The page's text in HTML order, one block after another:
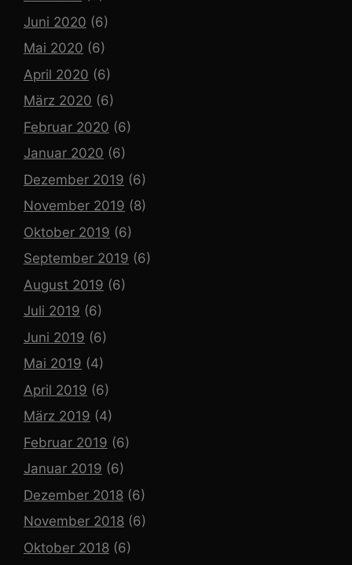
Juni 2020 (6)
Mai 2020 (6)
April 2020 (6)
März 2020 (6)
Februar 2020 (6)
Januar 2020 (6)
Dezember 2019 (6)
November 2019 (8)
Oktober 2019 (6)
September 2019 (6)
August 2019 (6)
Juli 2019 (6)
Juni 2019 (6)
Mai 2019 (4)
April 2019 (6)
März 2019 (4)
Februar 2019 (6)
Januar 2019 (6)
Dezember 2018 (6)
November 2018 (6)
Oktober 2018 (6)